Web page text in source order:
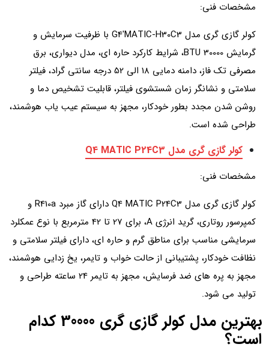
مشخصات فنی:
کولر گازی گری مدل G4'MATIC-H30C3 با ظرفیت سرمایش و
گرمایش 30000 BTU، شرایط کارکرد حاره ای، مدل دیواری، برق
مصرفی تک فاز، دامنه دمایی 18 الی 52 درجه سانتی گراد، فیلتر
سلامتی و نشانگر زمان شستشوی فیلتر، قابلیت تشخیص دما و
روشن شدن مجدد بطور خودکار، مجهز به سیستم عیب یاب هوشمند،
طراحی شده است.
کولر گازی گری مدل Q4 MATIC P24C3
مشخصات فنی:
کولر گازی گری مدل Q4 MATIC P24C3 دارای گاز مبرد R410a و
کمپرسور روتاری، گرید انرژی A، برای 27 تا 42 مترمربع با نوع عمکلرد
سرمایشی مناسب برای مناطق گرم و حاره ای، دارای فیلتر سلامتی و
نظافت خودکار، پشتیبانی از حالت خواب و تایمر، یخ زدایی هوشمند،
مجهز به پره های ضد فرسایش، مجهز به تایمر 24 ساعته طراحی و
تولید می شود.
بهترین مدل کولر گازی گری 30000 کدام
است؟